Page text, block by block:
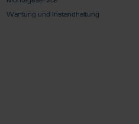
Wartung und Instandhaltung